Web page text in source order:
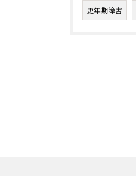
更年期障害